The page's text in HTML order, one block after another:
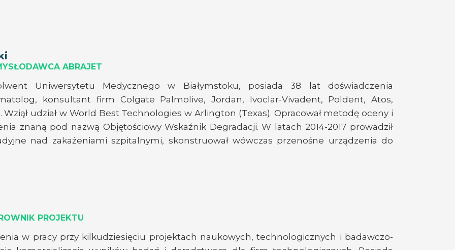
Uniwersytetu Medycznego w Białymstoku, posiada 38 lat doświadczenia
konsultant firm Colgate Palmolive, Jordan, Ivoclar-Vivadent, Poldent, Atos,
udział w World Best Technologies w Arlington (Texas). Opracował metodę oceny i
znaną pod nazwą Objętościowy Wskaźnik Degradacji. W latach 2014-2017 prowadził
nad zakażeniami szpitalnymi, skonstruował wówczas przenośne urządzenia do
ABRAJET
w pracy przy kilkudziesięciu projektach naukowych, technologicznych i badawczo-
PROJEKTU